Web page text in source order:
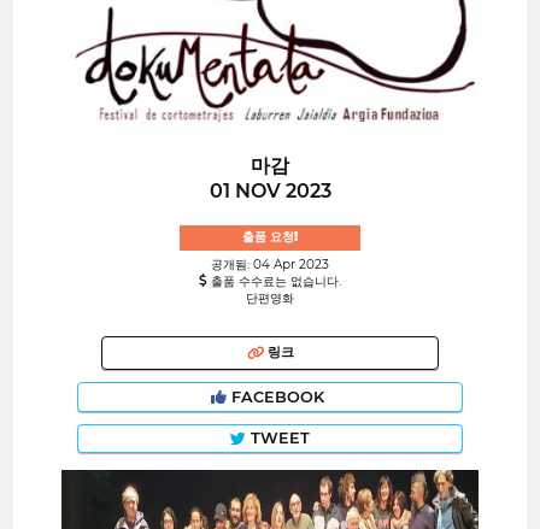
마감
01 NOV 2023
출품 요청!
공개됨: 04 Apr 2023
출품 수수료는 없습니다.
단편영화
링크
FACEBOOK
TWEET